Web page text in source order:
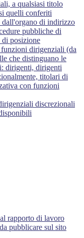
a qualsiasi titolo
quelli conferiti
dall'organo di indirizzo
pubbliche di
di posizione
dirigenziali (da
che distinguano le
dirigenti, dirigenti
titolari di
con funzioni
discrezionali
rapporto di lavoro
pubblicare sul sito